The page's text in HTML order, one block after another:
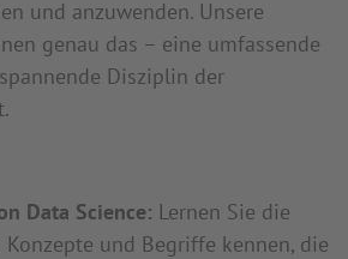
und anzuwenden. Unsere
genau das – eine umfassende
Disziplin der
Data Science: Lernen Sie die
Konzepte und Begriffe kennen, die